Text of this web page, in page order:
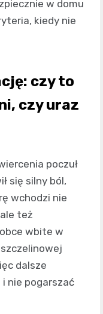
w domu
kiedy nie
czy to
czy uraz
poczuł
się silny ból,
wchodzi nie
też
wbite w
dalsze
i nie pogarszać